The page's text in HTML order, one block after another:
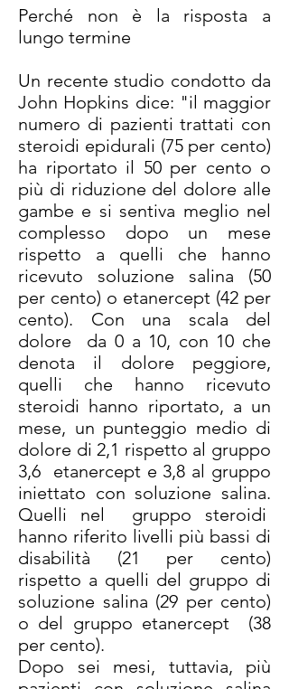
Perché non è la risposta a
lungo termine
Un recente studio condotto da
John Hopkins dice: "il maggior
numero di pazienti trattati con
steroidi epidurali (75 per cento)
ha riportato il 50 per cento o
più di riduzione del dolore alle
gambe e si sentiva meglio nel
complesso dopo un mese
rispetto a quelli che hanno
ricevuto soluzione salina (50
per cento) o etanercept (42 per
cento). Con una scala del
dolore da 0 a 10, con 10 che
denota il dolore peggiore,
quelli che hanno ricevuto
steroidi hanno riportato, a un
mese, un punteggio medio di
dolore di 2,1 rispetto al gruppo
3,6 etanercept e 3,8 al gruppo
iniettato con soluzione salina.
Quelli nel gruppo steroidi
hanno riferito livelli più bassi di
disabilità (21 per cento)
rispetto a quelli del gruppo di
soluzione salina (29 per cento)
o del gruppo etanercept (38
per cento).
Dopo sei mesi, tuttavia, più